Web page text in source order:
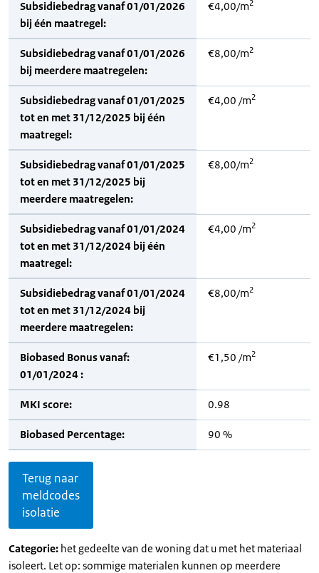
Subsidiebedrag vanaf 01/01/2026
bij één maatregel:
€4,00/m2
Subsidiebedrag vanaf 01/01/2026
bij meerdere maatregelen:
€8,00/m2
Subsidiebedrag vanaf 01/01/2025
tot en met 31/12/2025 bij één
maatregel:
€4,00 /m2
Subsidiebedrag vanaf 01/01/2025
tot en met 31/12/2025 bij
meerdere maatregelen:
€8,00/m2
Subsidiebedrag vanaf 01/01/2024
tot en met 31/12/2024 bij één
maatregel:
€4,00 /m2
Subsidiebedrag vanaf 01/01/2024
tot en met 31/12/2024 bij
meerdere maatregelen:
€8,00/m2
Biobased Bonus vanaf:
01/01/2024 :
€1,50 /m2
MKI score: 0.98
Biobased Percentage: 90 %
Terug naar
meldcodes
isolatie
Categorie: het gedeelte van de woning dat u met het materiaal
isoleert. Let op: sommige materialen kunnen op meerdere